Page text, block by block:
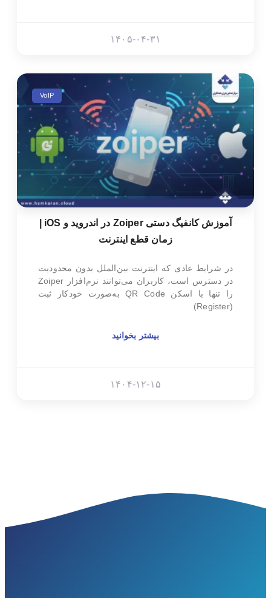
۱۴۰۵-۰۴-۳۱
VoIP
زمان قطع اینترنت
در شرایط عادی که اینترنت بین‌الملل بدون محدودیت
در دسترس است، کاربران می‌توانند نرم‌افزار Zoiper
را تنها با اسکن QR Code به‌صورت خودکار ثبت
(Register)
بیشتر بخوانید
۱۴۰۴-۱۲-۱۵